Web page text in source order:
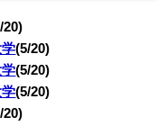
20)
(5/20)
(5/20)
(5/20)
20)